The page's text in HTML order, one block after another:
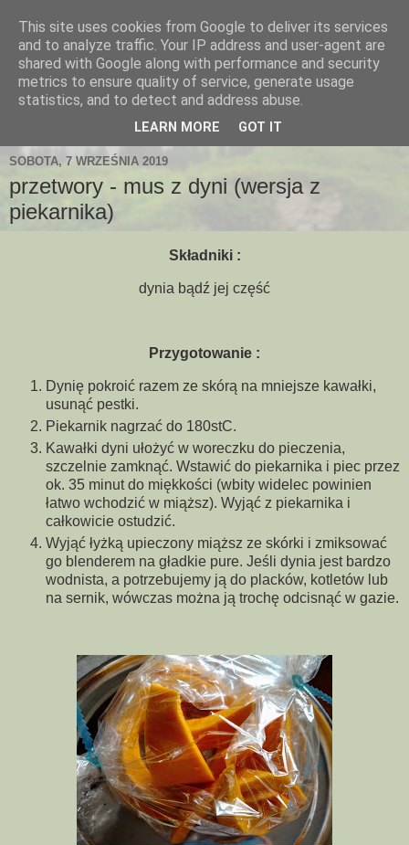
SOBOTA, 7 WRZEŚNIA 2019
przetwory - mus z dyni (wersja z
piekarnika)
Składniki :
dynia bądź jej część
Przygotowanie :
Dynię pokroić razem ze skórą na mniejsze kawałki,
usunąć pestki.
Piekarnik nagrzać do 180stC.
Kawałki dyni ułożyć w woreczku do pieczenia,
szczelnie zamknąć. Wstawić do piekarnika i piec przez
ok. 35 minut do miękkości (wbity widelec powinien
łatwo wchodzić w miąższ). Wyjąć z piekarnika i
całkowicie ostudzić.
Wyjąć łyżką upieczony miąższ ze skórki i zmiksować
go blenderem na gładkie pure. Jeśli dynia jest bardzo
wodnista, a potrzebujemy ją do placków, kotletów lub
na sernik, wówczas można ją trochę odcisnąć w gazie.
This site uses cookies from Google to deliver its services
and to analyze traffic. Your IP address and user-agent are
shared with Google along with performance and security
metrics to ensure quality of service, generate usage
statistics, and to detect and address abuse.
LEARN MORE GOT IT